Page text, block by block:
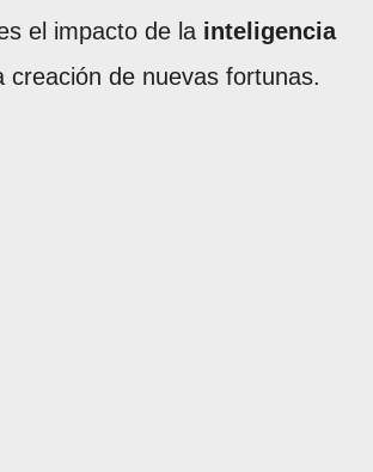
el impacto de la inteligencia
creación de nuevas fortunas.